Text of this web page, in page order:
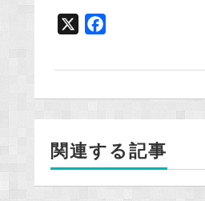
o
k
関連する記事